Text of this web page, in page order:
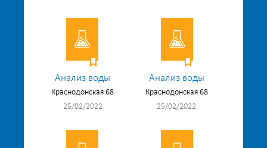
Анализ воды
Краснодонская 68
25/02/2022
Анализ воды
Краснодонская 68
25/02/2022